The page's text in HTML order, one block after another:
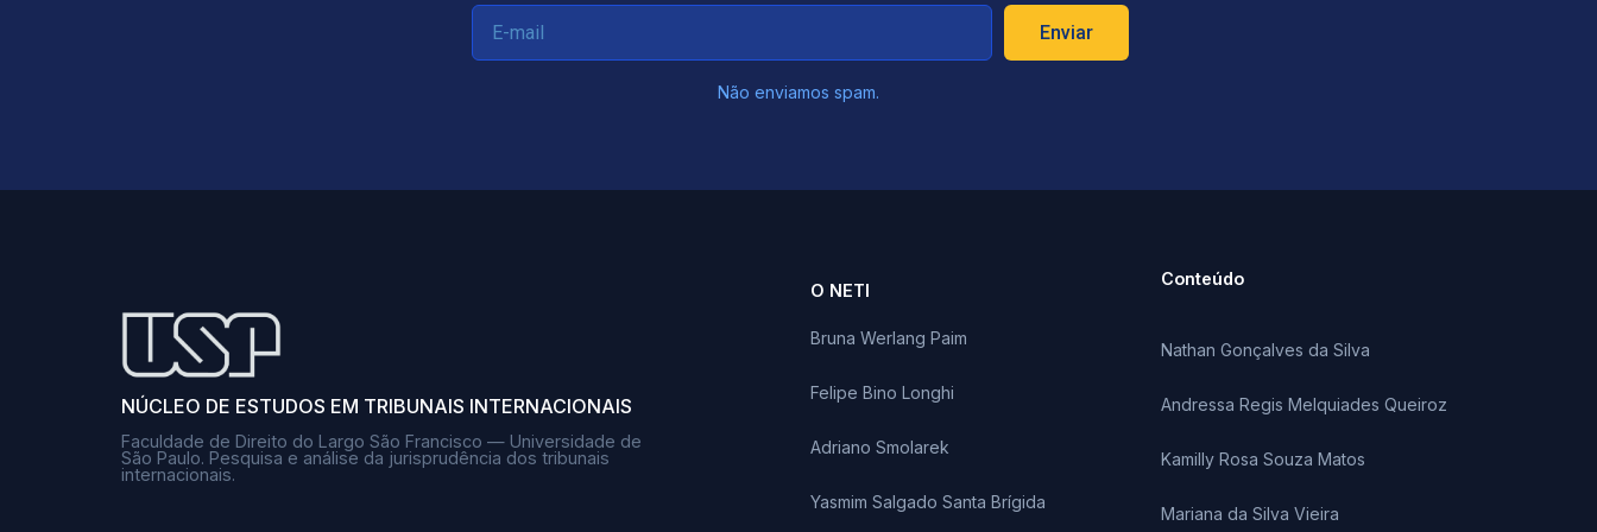
Enviar
Não enviamos spam.
NÚCLEO DE ESTUDOS EM TRIBUNAIS INTERNACIONAIS
Faculdade de Direito do Largo São Francisco — Universidade de
São Paulo. Pesquisa e análise da jurisprudência dos tribunais
internacionais.
O NETI
Bruna Werlang Paim
Felipe Bino Longhi
Adriano Smolarek
Yasmim Salgado Santa Brígida
Conteúdo
Nathan Gonçalves da Silva
Andressa Regis Melquiades Queiroz
Kamilly Rosa Souza Matos
Mariana da Silva Vieira